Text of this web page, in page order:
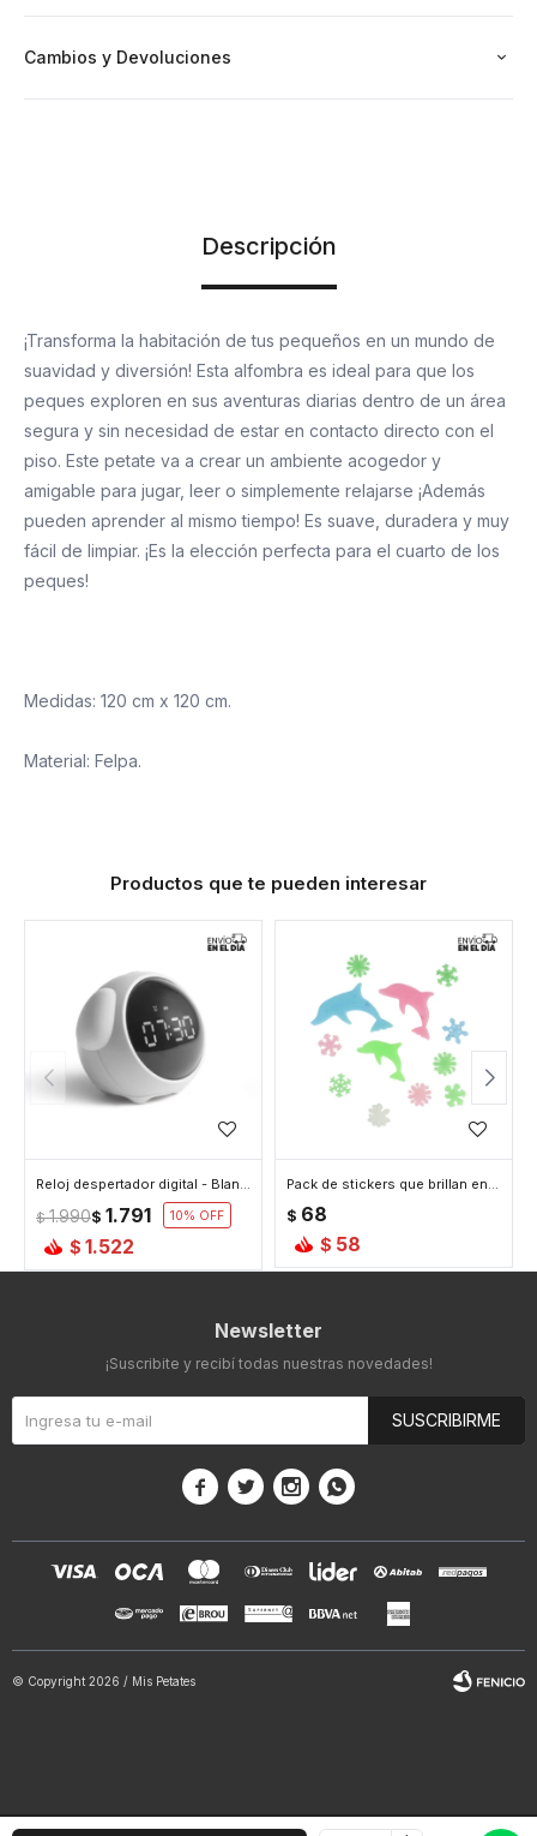
Cambios y Devoluciones
Descripción
¡Transforma la habitación de tus pequeños en un mundo de
suavidad y diversión! Esta alfombra es ideal para que los
peques exploren en sus aventuras diarias dentro de un área
segura y sin necesidad de estar en contacto directo con el
piso. Este petate va a crear un ambiente acogedor y
amigable para jugar, leer o simplemente relajarse ¡Además
pueden aprender al mismo tiempo! Es suave, duradera y muy
fácil de limpiar. ¡Es la elección perfecta para el cuarto de los
peques!
Medidas: 120 cm x 120 cm.
Material: Felpa.
Productos que te pueden interesar
Reloj despertador digital - Blanco
$ 1.791
$ 1.990 10
$ 1.522
Pack de stickers que brillan en la oscuridad - Delfines
$ 68
$ 58
Newsletter
¡Suscribite y recibí todas nuestras novedades!
SUSCRIBIRME
   
© Copyright 2026 / Mis Petates